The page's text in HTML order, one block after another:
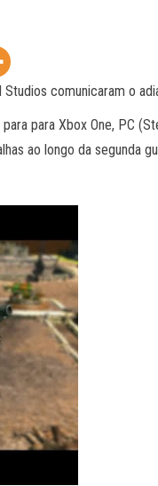
comunicaram o
para Xbox One, PC
ao longo da segunda